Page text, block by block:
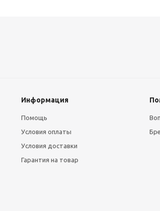
Информация
Помощь
Условия оплаты
Условия доставки
Гарантия на товар